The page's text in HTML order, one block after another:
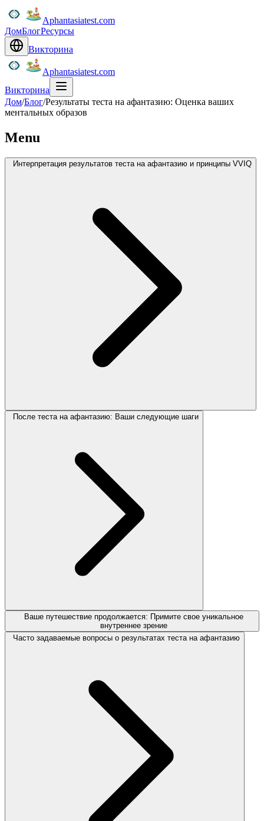
Aphantasiatest.com
ДомБлогРесурсы
Викторина
Aphantasiatest.com
Викторина
Дом/Блог/Результаты теста на афантазию: Оценка ваших
ментальных образов
Menu
Интерпретация результатов теста на афантазию и принципы VVIQ
После теста на афантазию: Ваши следующие шаги
Ваше путешествие продолжается: Примите свое уникальное
внутреннее зрение
Часто задаваемые вопросы о результатах теста на афантазию